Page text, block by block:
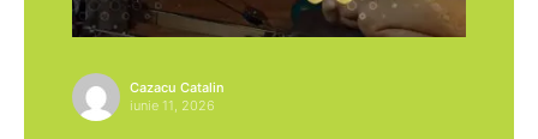
Cazacu Catalin
iunie 11, 2026